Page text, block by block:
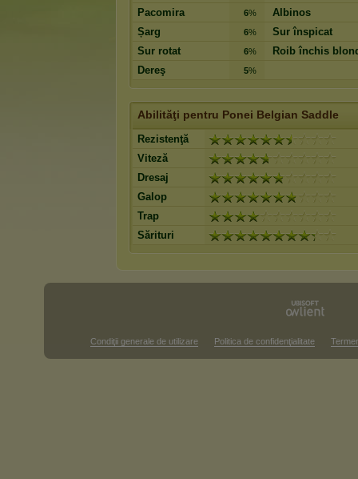
Pacomira
6%
Albinos
Șarg
6%
Sur înspicat
Sur rotat
6%
Roib închis
Dereş
5%
Abilităţi pentru Ponei Belgian Saddle
Rezistenţă
Viteză
Dresaj
Galop
Trap
Sărituri
Condiţii generale de utilizare Politica de confidenţialitate